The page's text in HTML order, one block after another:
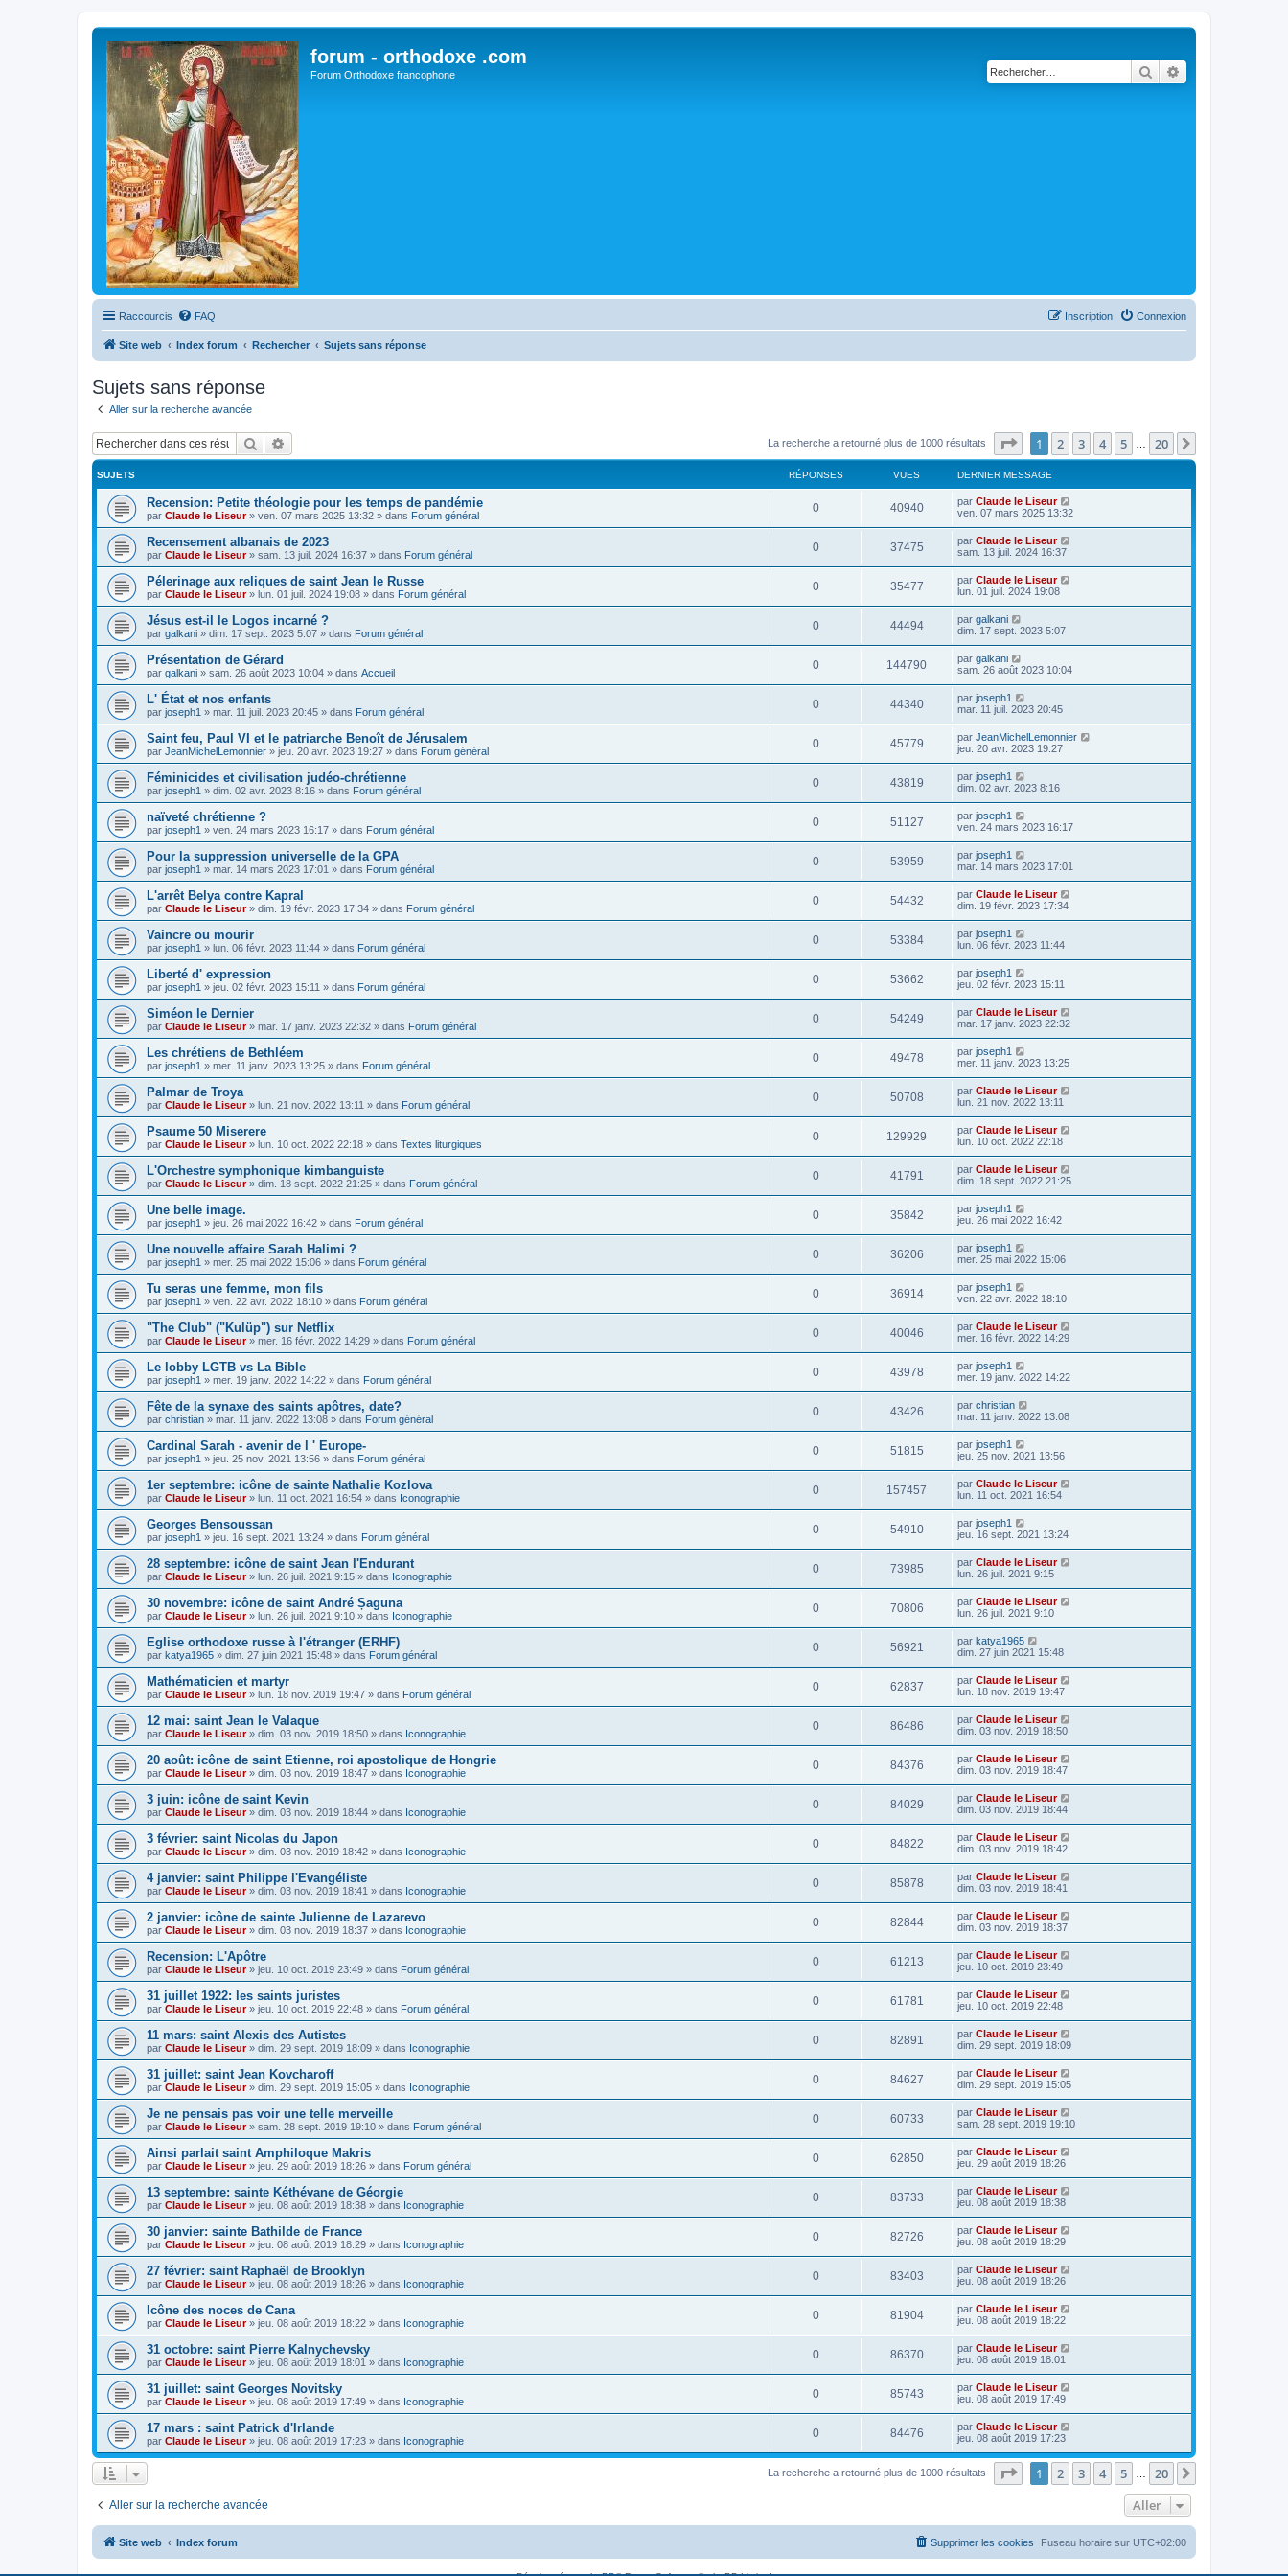
forum - orthodoxe .com
Forum Orthodoxe francophone Rechercher
Raccourcis FAQ Connexion
Inscription
Site web Index forum Rechercher Sujets sans réponse
Sujets sans réponse
Aller sur la recherche avancée
Rechercher La recherche a retourné plus de 1000 résultats Page sur20
1 2 3 4 5 20
SUJETS RÉPONSES VUES DERNIER MESSAGE
Recension: Petite théologie pour les temps de pandémie
par Claude le Liseur» ven. 07 mars 2025 13:32 » dans Forum général
0 40940 par Claude le Liseur
ven. 07 mars 2025 13:32
Recensement albanais de 2023
par Claude le Liseur» sam. 13 juil. 2024 16:37 » dans Forum général
0 37475 par Claude le Liseur
sam. 13 juil. 2024 16:37
Pélerinage aux reliques de saint Jean le Russe
par Claude le Liseur» lun. 01 juil. 2024 19:08 » dans Forum général
0 35477 par Claude le Liseur
lun. 01 juil. 2024 19:08
Jésus est-il le Logos incarné ?
par galkani » dim. 17 sept. 2023 5:07 » dans Forum général
0 44494 par galkani
dim. 17 sept. 2023 5:07
Présentation de Gérard
par galkani » sam. 26 août 2023 10:04 » dans Accueil
0 144790 par galkani
sam. 26 août 2023 10:04
L' État et nos enfants
par joseph1 » mar. 11 juil. 2023 20:45 » dans Forum général
0 44340 par joseph1
mar. 11 juil. 2023 20:45
Saint feu, Paul VI et le patriarche Benoît de Jérusalem
par JeanMichelLemonnier » jeu. 20 avr. 2023 19:27 » dans Forum général
0 45779 par JeanMichelLemonnier
jeu. 20 avr. 2023 19:27
Féminicides et civilisation judéo-chrétienne
par joseph1 » dim. 02 avr. 2023 8:16 » dans Forum général
0 43819 par joseph1
dim. 02 avr. 2023 8:16
naïveté chrétienne ?
par joseph1 » ven. 24 mars 2023 16:17 » dans Forum général
0 51127 par joseph1
ven. 24 mars 2023 16:17
Pour la suppression universelle de la GPA
par joseph1 » mar. 14 mars 2023 17:01 » dans Forum général
0 53959 par joseph1
mar. 14 mars 2023 17:01
L'arrêt Belya contre Kapral
par Claude le Liseur» dim. 19 févr. 2023 17:34 » dans Forum général
0 54432 par Claude le Liseur
dim. 19 févr. 2023 17:34
Vaincre ou mourir
par joseph1 » lun. 06 févr. 2023 11:44 » dans Forum général
0 53384 par joseph1
lun. 06 févr. 2023 11:44
Liberté d' expression
par joseph1 » jeu. 02 févr. 2023 15:11 » dans Forum général
0 53662 par joseph1
jeu. 02 févr. 2023 15:11
Siméon le Dernier
par Claude le Liseur» mar. 17 janv. 2023 22:32 » dans Forum général
0 54249 par Claude le Liseur
mar. 17 janv. 2023 22:32
Les chrétiens de Bethléem
par joseph1 » mer. 11 janv. 2023 13:25 » dans Forum général
0 49478 par joseph1
mer. 11 janv. 2023 13:25
Palmar de Troya
par Claude le Liseur» lun. 21 nov. 2022 13:11 » dans Forum général
0 50708 par Claude le Liseur
lun. 21 nov. 2022 13:11
Psaume 50 Miserere
par Claude le Liseur» lun. 10 oct. 2022 22:18 » dans Textes liturgiques
0 129929 par Claude le Liseur
lun. 10 oct. 2022 22:18
L'Orchestre symphonique kimbanguiste
par Claude le Liseur» dim. 18 sept. 2022 21:25 » dans Forum général
0 41791 par Claude le Liseur
dim. 18 sept. 2022 21:25
Une belle image.
par joseph1 » jeu. 26 mai 2022 16:42 » dans Forum général
0 35842 par joseph1
jeu. 26 mai 2022 16:42
Une nouvelle affaire Sarah Halimi ?
par joseph1 » mer. 25 mai 2022 15:06 » dans Forum général
0 36206 par joseph1
mer. 25 mai 2022 15:06
Tu seras une femme, mon fils
par joseph1 » ven. 22 avr. 2022 18:10 » dans Forum général
0 36914 par joseph1
ven. 22 avr. 2022 18:10
"The Club" ("Kulüp") sur Netflix
par Claude le Liseur» mer. 16 févr. 2022 14:29 » dans Forum général
0 40046 par Claude le Liseur
mer. 16 févr. 2022 14:29
Le lobby LGTB vs La Bible
par joseph1 » mer. 19 janv. 2022 14:22 » dans Forum général
0 43978 par joseph1
mer. 19 janv. 2022 14:22
Fête de la synaxe des saints apôtres, date?
par christian » mar. 11 janv. 2022 13:08 » dans Forum général
0 43426 par christian
mar. 11 janv. 2022 13:08
Cardinal Sarah - avenir de l ' Europe-
par joseph1 » jeu. 25 nov. 2021 13:56 » dans Forum général
0 51815 par joseph1
jeu. 25 nov. 2021 13:56
1er septembre: icône de sainte Nathalie Kozlova
par Claude le Liseur» lun. 11 oct. 2021 16:54 » dans Iconographie
0 157457 par Claude le Liseur
lun. 11 oct. 2021 16:54
Georges Bensoussan
par joseph1 » jeu. 16 sept. 2021 13:24 » dans Forum général
0 54910 par joseph1
jeu. 16 sept. 2021 13:24
28 septembre: icône de saint Jean l'Endurant
par Claude le Liseur» lun. 26 juil. 2021 9:15 » dans Iconographie
0 73985 par Claude le Liseur
lun. 26 juil. 2021 9:15
30 novembre: icône de saint André Șaguna
par Claude le Liseur» lun. 26 juil. 2021 9:10 » dans Iconographie
0 70806 par Claude le Liseur
lun. 26 juil. 2021 9:10
Eglise orthodoxe russe à l'étranger (ERHF)
par katya1965 » dim. 27 juin 2021 15:48 » dans Forum général
0 56921 par katya1965
dim. 27 juin 2021 15:48
Mathématicien et martyr
par Claude le Liseur» lun. 18 nov. 2019 19:47 » dans Forum général
0 62837 par Claude le Liseur
lun. 18 nov. 2019 19:47
12 mai: saint Jean le Valaque
par Claude le Liseur» dim. 03 nov. 2019 18:50 » dans Iconographie
0 86486 par Claude le Liseur
dim. 03 nov. 2019 18:50
20 août: icône de saint Etienne, roi apostolique de Hongrie
par Claude le Liseur» dim. 03 nov. 2019 18:47 » dans Iconographie
0 84376 par Claude le Liseur
dim. 03 nov. 2019 18:47
3 juin: icône de saint Kevin
par Claude le Liseur» dim. 03 nov. 2019 18:44 » dans Iconographie
0 84029 par Claude le Liseur
dim. 03 nov. 2019 18:44
3 février: saint Nicolas du Japon
par Claude le Liseur» dim. 03 nov. 2019 18:42 » dans Iconographie
0 84822 par Claude le Liseur
dim. 03 nov. 2019 18:42
4 janvier: saint Philippe l'Evangéliste
par Claude le Liseur» dim. 03 nov. 2019 18:41 » dans Iconographie
0 85878 par Claude le Liseur
dim. 03 nov. 2019 18:41
2 janvier: icône de sainte Julienne de Lazarevo
par Claude le Liseur» dim. 03 nov. 2019 18:37 » dans Iconographie
0 82844 par Claude le Liseur
dim. 03 nov. 2019 18:37
Recension: L'Apôtre
par Claude le Liseur» jeu. 10 oct. 2019 23:49 » dans Forum général
0 61213 par Claude le Liseur
jeu. 10 oct. 2019 23:49
31 juillet 1922: les saints juristes
par Claude le Liseur» jeu. 10 oct. 2019 22:48 » dans Forum général
0 61781 par Claude le Liseur
jeu. 10 oct. 2019 22:48
11 mars: saint Alexis des Autistes
par Claude le Liseur» dim. 29 sept. 2019 18:09 » dans Iconographie
0 82891 par Claude le Liseur
dim. 29 sept. 2019 18:09
31 juillet: saint Jean Kovcharoff
par Claude le Liseur» dim. 29 sept. 2019 15:05 » dans Iconographie
0 84627 par Claude le Liseur
dim. 29 sept. 2019 15:05
Je ne pensais pas voir une telle merveille
par Claude le Liseur» sam. 28 sept. 2019 19:10 » dans Forum général
0 60733 par Claude le Liseur
sam. 28 sept. 2019 19:10
Ainsi parlait saint Amphiloque Makris
par Claude le Liseur» jeu. 29 août 2019 18:26 » dans Forum général
0 62850 par Claude le Liseur
jeu. 29 août 2019 18:26
13 septembre: sainte Kéthévane de Géorgie
par Claude le Liseur» jeu. 08 août 2019 18:38 » dans Iconographie
0 83733 par Claude le Liseur
jeu. 08 août 2019 18:38
30 janvier: sainte Bathilde de France
par Claude le Liseur» jeu. 08 août 2019 18:29 » dans Iconographie
0 82726 par Claude le Liseur
jeu. 08 août 2019 18:29
27 février: saint Raphaël de Brooklyn
par Claude le Liseur» jeu. 08 août 2019 18:26 » dans Iconographie
0 83403 par Claude le Liseur
jeu. 08 août 2019 18:26
Icône des noces de Cana
par Claude le Liseur» jeu. 08 août 2019 18:22 » dans Iconographie
0 81904 par Claude le Liseur
jeu. 08 août 2019 18:22
31 octobre: saint Pierre Kalnychevsky
par Claude le Liseur» jeu. 08 août 2019 18:01 » dans Iconographie
0 86370 par Claude le Liseur
jeu. 08 août 2019 18:01
31 juillet: saint Georges Novitsky
par Claude le Liseur» jeu. 08 août 2019 17:49 » dans Iconographie
0 85743 par Claude le Liseur
jeu. 08 août 2019 17:49
17 mars : saint Patrick d'Irlande
par Claude le Liseur» jeu. 08 août 2019 17:23 » dans Iconographie
0 84476 par Claude le Liseur
jeu. 08 août 2019 17:23
La recherche a retourné plus de 1000 résultats Page sur20
1 2 3 4 5 20
Aller sur la recherche avancée Aller
Site web Index forum Fuseau horaire sur UTC+02:00
Supprimer les cookies